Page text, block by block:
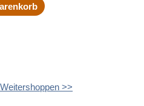
>>